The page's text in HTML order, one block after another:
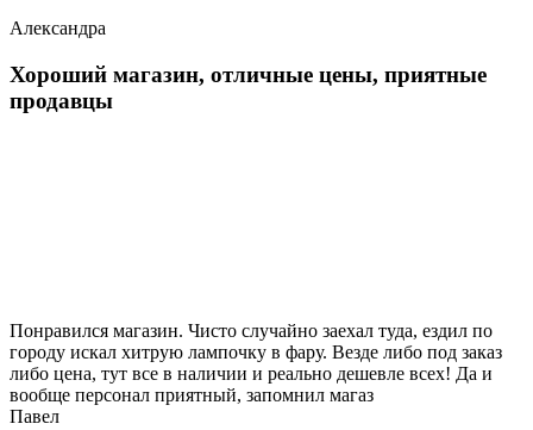
Александра
Хороший магазин, отличные цены, приятные
продавцы
Понравился магазин. Чисто случайно заехал туда, ездил по
городу искал хитрую лампочку в фару. Везде либо под заказ
либо цена, тут все в наличии и реально дешевле всех! Да и
вообще персонал приятный, запомнил магаз
Павел